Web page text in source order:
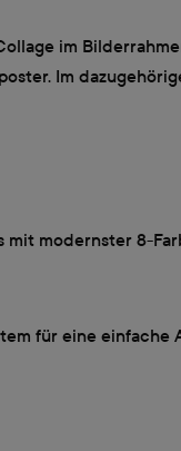
im
Im
mit modernster 8-
für eine einfache